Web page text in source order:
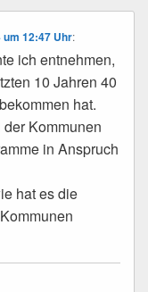
um 12:47 Uhr:
ich entnehmen,
10 Jahren 40
hat.
Kommunen
in Anspruch
hat es die